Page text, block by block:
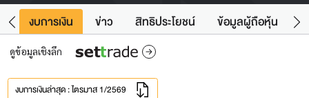
งบการเงิน ข่าว สิทธิประโยชน์ ข้อมูลผู้ถือหุ้น
ดูข้อมูลเชิงลึก
งบการเงินล่าสุด : ไตรมาส 1/2569